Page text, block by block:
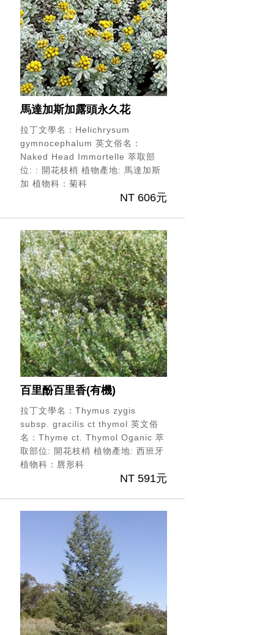
馬達加斯加露頭永久花
拉丁文學名：Helichrysum
gymnocephalum 英文俗名：
Naked Head Immortelle 萃取部
位: : 開花枝梢 植物產地: 馬達加斯
加 植物科：菊科
NT 606元
百里酚百里香(有機)
拉丁文學名：Thymus zygis
subsp. gracilis ct thymol 英文俗
名：Thyme ct. Thymol Oganic 萃
取部位: 開花枝梢 植物產地: 西班牙
植物科：唇形科
NT 591元